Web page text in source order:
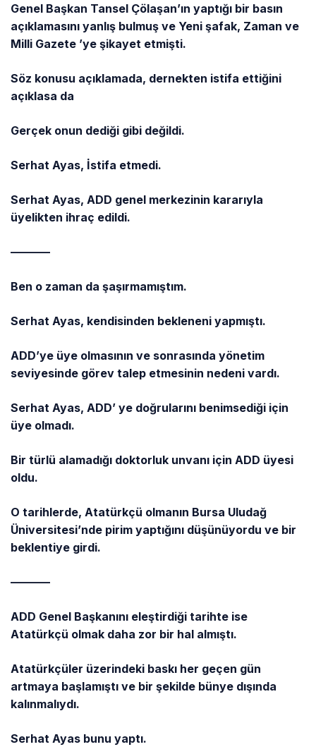
Genel Başkan Tansel Çölaşan’ın yaptığı bir basın
açıklamasını yanlış bulmuş ve Yeni şafak, Zaman ve
Milli Gazete ’ye şikayet etmişti.
Söz konusu açıklamada, dernekten istifa ettiğini
açıklasa da
Gerçek onun dediği gibi değildi.
Serhat Ayas, İstifa etmedi.
Serhat Ayas, ADD genel merkezinin kararıyla
üyelikten ihraç edildi.
———–
Ben o zaman da şaşırmamıştım.
Serhat Ayas, kendisinden bekleneni yapmıştı.
ADD’ye üye olmasının ve sonrasında yönetim
seviyesinde görev talep etmesinin nedeni vardı.
Serhat Ayas, ADD’ ye doğrularını benimsediği için
üye olmadı.
Bir türlü alamadığı doktorluk unvanı için ADD üyesi
oldu.
O tarihlerde, Atatürkçü olmanın Bursa Uludağ
Üniversitesi’nde pirim yaptığını düşünüyordu ve bir
beklentiye girdi.
———–
ADD Genel Başkanını eleştirdiği tarihte ise
Atatürkçü olmak daha zor bir hal almıştı.
Atatürkçüler üzerindeki baskı her geçen gün
artmaya başlamıştı ve bir şekilde bünye dışında
kalınmalıydı.
Serhat Ayas bunu yaptı.